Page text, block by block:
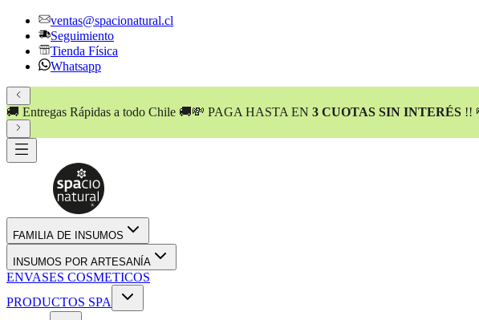
ventas@spacionatural.cl
Seguimiento
Tienda Física
Whatsapp
💸 PAGA HASTA EN3 CUOTAS SIN INTERÉS!! 💸
FAMILIA DE INSUMOS
INSUMOS POR ARTESANÍA
ENVASES COSMETICOS
PRODUCTOS SPA